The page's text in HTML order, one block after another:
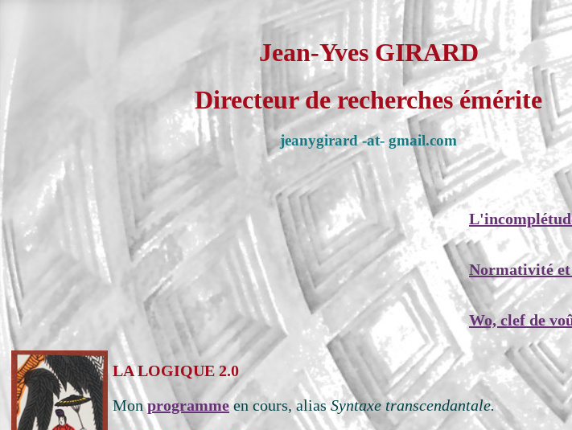
Jean-Yves GIRARD
Directeur de recherches émérite
jeanygirard -at- gmail.com
L'incomplétude ou
Normativité et
Wo, clef de voûte
LA LOGIQUE 2.0
Monprogrammeen cours, aliasSyntaxe transcendantale.